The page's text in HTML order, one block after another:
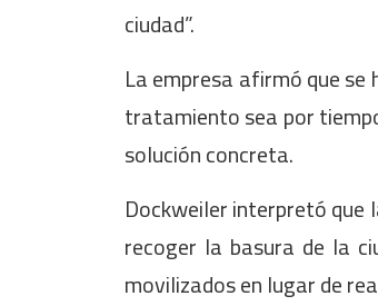
ciudad”.
La empresa afirmó que
tratamiento sea por
solución concreta.
Dockweiler interpretó que
recoger la basura de la
movilizados en lugar de